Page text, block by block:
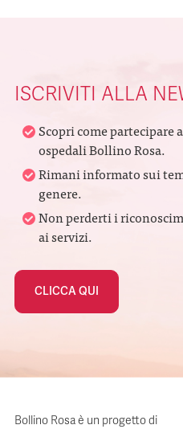
ISCRIVITI ALLA
Scopri come
ospedali Bollino Rosa.
Rimani informato sui
genere.
Non perderti i
ai servizi.
CLICCA QUI
Bollino Rosa è un progetto di